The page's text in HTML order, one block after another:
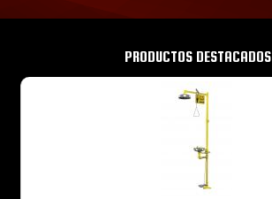
PRODUCTOS DESTACADOS